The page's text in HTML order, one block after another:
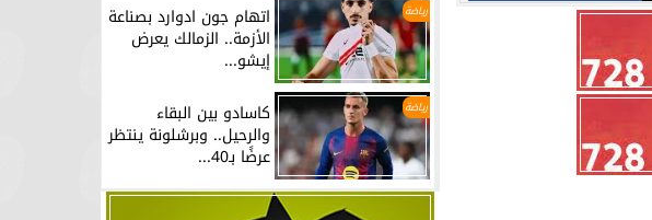
رياضة اتهام جون ادوارد بصناعة
الأزمة.. الزمالك يعرض
إيشو...
رياضة كاسادو بين البقاء
والرحيل.. وبرشلونة ينتظر
عرضًا بـ40...